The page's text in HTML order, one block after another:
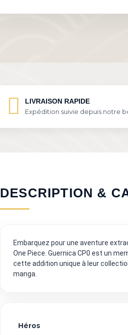
LIVRAISON RAPIDE
Expédition suivie depuis notre
DESCRIPTION &
Embarquez pour une aventure
One Piece. Guernica CP0 est un
cette addition unique à leur
manga.
Héros